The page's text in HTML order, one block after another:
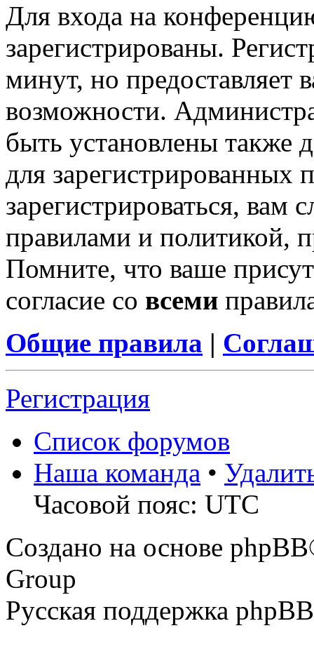
Для входа на
зарегистрированы.
минут, но предоставляет
возможности.
быть установлены также
для зарегистрированных
зарегистрироваться, вам
правилами и политикой,
Помните, что ваше
согласие со всеми
Общие правила |
Регистрация
Список форумов
Наша команда •
Часовой пояс: UTC
Создано на основе
Group
Русская поддержка phpBB